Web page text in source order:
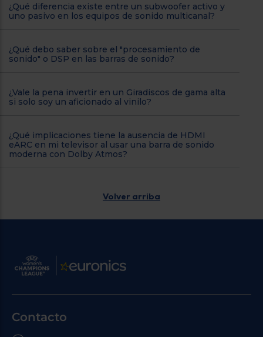
¿Qué diferencia existe entre un subwoofer activo y
uno pasivo en los equipos de sonido multicanal?
¿Qué debo saber sobre el "procesamiento de
sonido" o DSP en las barras de sonido?
¿Vale la pena invertir en un Giradiscos de gama alta
si solo soy un aficionado al vinilo?
¿Qué implicaciones tiene la ausencia de HDMI
eARC en mi televisor al usar una barra de sonido
moderna con Dolby Atmos?
Volver arriba
Contacto